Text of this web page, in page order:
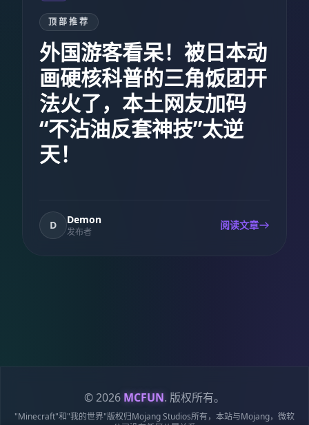
顶部推荐
外国游客看呆！被日本动
画硬核科普的三角饭团开
法火了，本土网友加码
“不沾油反套神技”太逆
天！
D Demon
发布者
阅读文章
© 2026 MCFUN. 版权所有。
"Minecraft"和"我的世界"版权归Mojang Studios所有，本站与Mojang，微软